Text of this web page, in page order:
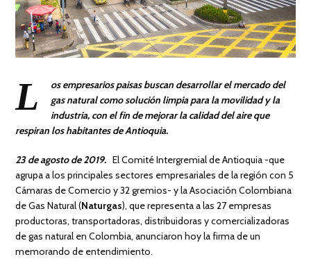
L
os empresarios paisas buscan desarrollar el mercado del
gas natural como solución limpia para la movilidad y la
industria, con el fin de mejorar la calidad del aire que
respiran los habitantes de Antioquia.
23 de agosto de 2019. El Comité Intergremial de Antioquia -que
agrupa a los principales sectores empresariales de la región con 5
Cámaras de Comercio y 32 gremios- y la Asociación Colombiana
de Gas Natural (Naturgas), que representa a las 27 empresas
productoras, transportadoras, distribuidoras y comercializadoras
de gas natural en Colombia, anunciaron hoy la firma de un
memorando de entendimiento.